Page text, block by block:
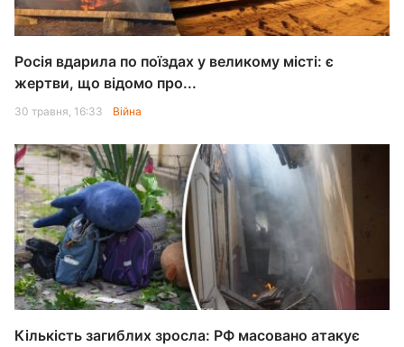
Росія вдарила по поїздах у великому місті: є
жертви, що відомо про...
30 травня, 16:33 Війна
Кількість загиблих зросла: РФ масовано атакує